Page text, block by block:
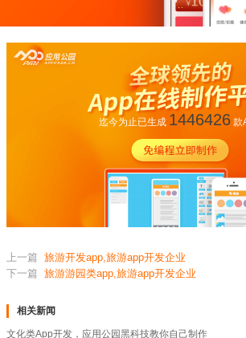
迄今为止已生成 1446426款
上一篇 旅游开发app,旅游app开发企业
下一篇 旅游游园类app,旅游app开发企业
相关新闻
文化类App开发，应用公园黑科技教你自己制作